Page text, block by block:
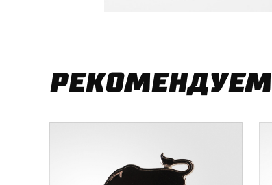
РЕКОМЕНДУЕМ